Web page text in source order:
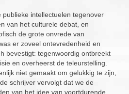
intellectuelen tegenover
van het culturele debat, en
de grote onvrede van
er zoveel ontevredenheid en
bevestigt: tegenwoordig ontbreekt
en overheerst de teleurstelling.
niet gemaakt om gelukkig te zijn,
schrijver vervolgt dat we de
van het idee van voortdurende